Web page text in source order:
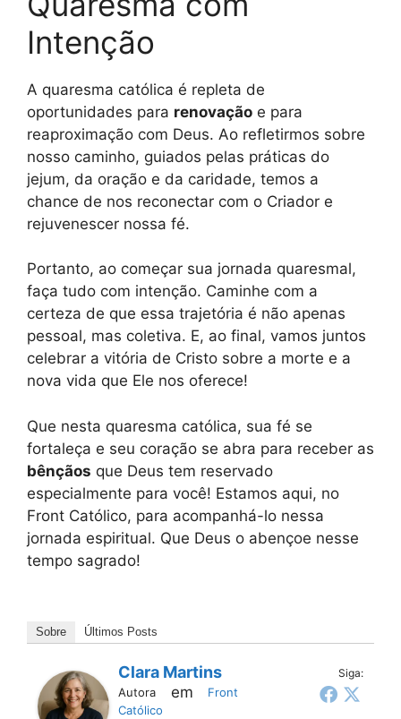
Intenção
A quaresma católica é repleta de
oportunidades para renovação e para
reaproximação com Deus. Ao refletirmos sobre
nosso caminho, guiados pelas práticas do
jejum, da oração e da caridade, temos a
chance de nos reconectar com o Criador e
rejuvenescer nossa fé.
Portanto, ao começar sua jornada quaresmal,
faça tudo com intenção. Caminhe com a
certeza de que essa trajetória é não apenas
pessoal, mas coletiva. E, ao final, vamos juntos
celebrar a vitória de Cristo sobre a morte e a
nova vida que Ele nos oferece!
Que nesta quaresma católica, sua fé se
fortaleça e seu coração se abra para receber as
bênçãos que Deus tem reservado
especialmente para você! Estamos aqui, no
Front Católico, para acompanhá-lo nessa
jornada espiritual. Que Deus o abençoe nesse
tempo sagrado!
Sobre Últimos Posts
Siga:
Clara Martins
Autora em
Front
Católico